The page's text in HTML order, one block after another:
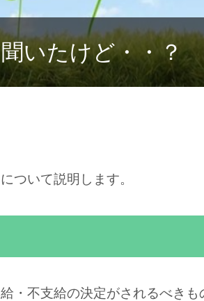
いたけど・・？
ついて説明します。
・不支給の決定がされるべきも